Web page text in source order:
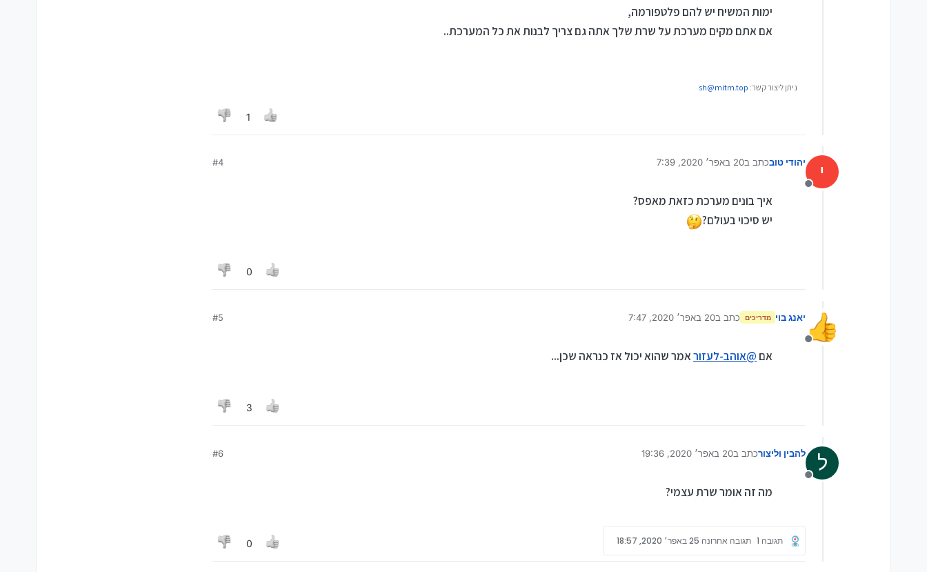
ימות המשיח יש להם פלטפורמה,
אם אתם מקים מערכת על שרת שלך אתה גם צריך לבנות את כל המערכת..
ניתן ליצור קשר: sh@mitm.top
1
י
מנותק
יהודי טובכתב ב20 באפר׳ 2020, 7:39
נערך לאחרונה על ידי
#4
איך בונים מערכת כזאת מאפס?
יש סיכוי בעולם?
0
מנותק
יאנג בוי מדריכים כתב ב20 באפר׳ 2020, 7:47
נערך לאחרונה על ידי
#5
אם @אוהב-לעזוראמר שהוא יכול אז כנראה שכן...
3
ל
מנותק
להבין וליצורכתב ב20 באפר׳ 2020, 19:36
נערך לאחרונה על ידי
#6
מה זה אומר שרת עצמי?
תגובה 1 תגובה אחרונה 25 באפר׳ 2020, 18:57 0